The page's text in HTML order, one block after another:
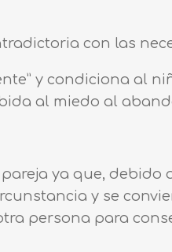
con las
y condiciona al
al miedo al
ya que, debido
y se
persona para